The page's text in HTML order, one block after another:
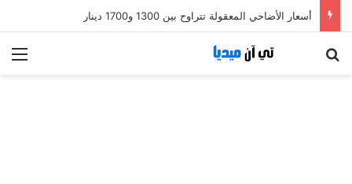
أسعار الأضاحي المعقولة تتراوح بين 1300 و1700 دينار